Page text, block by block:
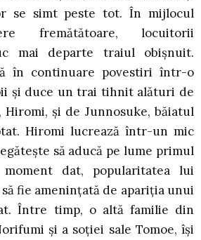
se simt peste tot. În mijlocul
fremătătoare, locuitorii
mai departe traiul obişnuit.
în continuare povestiri într-o
şi duce un trai tihnit alături de
Hiromi, şi de Junnosuke, băiatul
Hiromi lucrează într-un mic
să aducă pe lume primul
dat, popularitatea lui
fie ameninţată de apariţia unui
Între timp, o altă familie din
şi a soţiei sale Tomoe, îşi